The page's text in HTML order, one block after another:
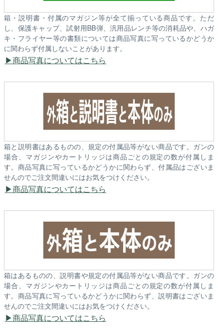
箱・説明書・付属のマガジン等が全て揃っている商品です。ただ
し、保護キャップ、試射用BB弾、汎用品レンチ等の消耗品や、ハガ
キ・フライヤー等の書類については商品写真に写っているかどうか
に関わらず付属しないことがあります。
商品写真についてはこちら
箱と説明書はあるものの、規定の付属品等がない商品です。ガンの
場合、マガジンやカートリッジは商品ごとの規定の数が付属しま
す。商品写真に写っているかどうかに関わらず、付属品はございま
せんのでご注文間違いにはお気をつけください。
商品写真についてはこちら
箱はあるものの、説明書や規定の付属品等がない商品です。ガンの
場合、マガジンやカートリッジは商品ごとの規定の数が付属しま
す。商品写真に写っているかどうかに関わらず、説明書はございま
せんのでご注文間違いにはお気をつけください。
商品写真についてはこちら